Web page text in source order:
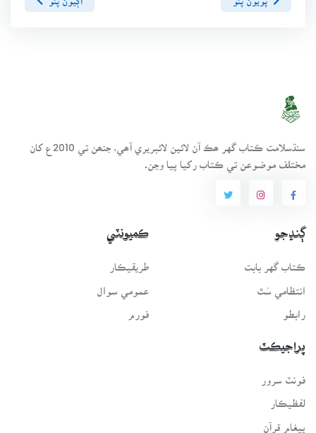
سنڌسلامت ڪتاب گهر ھڪ آن لائين لائبريري آھي، جنھن تي 2010ع کان
مختلف موضوعن تي ڪتاب رکيا پيا وڃن.
ڳنڍجو
ڪتاب گهر بابت
انتظامي سَٿ
رابطو
ڪميونٽي
طريقيڪار
عمومي سوال
فورم
پراجيڪٽ
لفظيڪار
پيغامِ قرآن